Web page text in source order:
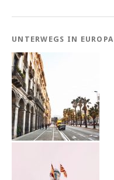
UNTERWEGS IN EUROPA